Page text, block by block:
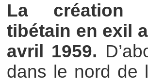
La création
tibétain en exil
avril 1959.
dans le nord de